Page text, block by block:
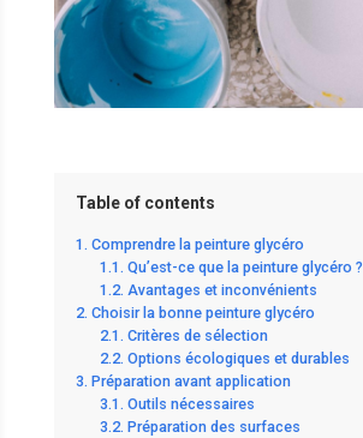
Table of contents
Comprendre la peinture glycéro
Qu’est-ce que la peinture glycéro ?
Avantages et inconvénients
Choisir la bonne peinture glycéro
Critères de sélection
Options écologiques et durables
Préparation avant application
Outils nécessaires
Préparation des surfaces